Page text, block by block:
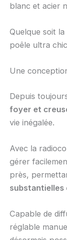
blanc et acier
Quelque soit
poêle ultra
Une
Depuis
foyer et
vie inégalée.
Avec la
gérer
près,
substantielles
Capable de
réglable